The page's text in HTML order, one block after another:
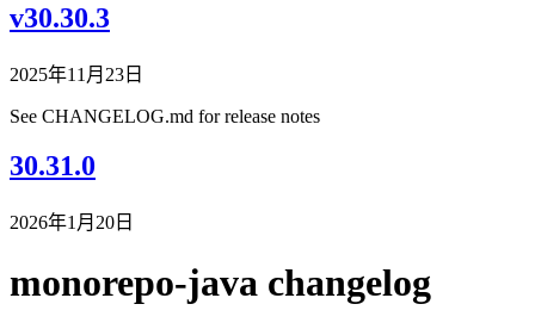
v30.30.3
2025年11月23日
See CHANGELOG.md for release notes
30.31.0
2026年1月20日
monorepo-java changelog